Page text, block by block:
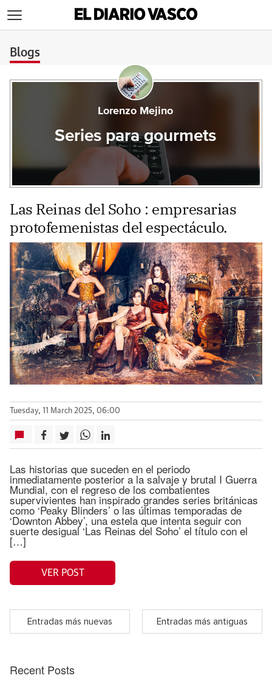
Blogs
Lorenzo Mejino
Series para gourmets
Las Reinas del Soho : empresarias
protofemenistas del espectáculo.
Tuesday, 11 March 2025, 06:00
Las historias que suceden en el periodo
inmediatamente posterior a la salvaje y brutal I Guerra
Mundial, con el regreso de los combatientes
supervivientes han inspirado grandes series británicas
como ‘Peaky Blinders’ o las últimas temporadas de
‘Downton Abbey’, una estela que intenta seguir con
suerte desigual ‘Las Reinas del Soho’ el título con el
[…]
VER POST
Entradas más nuevas Entradas más antiguas
Recent Posts